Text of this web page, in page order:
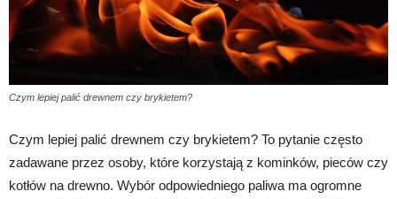
Czym lepiej palić drewnem czy brykietem?
Czym lepiej palić drewnem czy brykietem? To pytanie często
zadawane przez osoby, które korzystają z kominków, pieców czy
kotłów na drewno. Wybór odpowiedniego paliwa ma ogromne